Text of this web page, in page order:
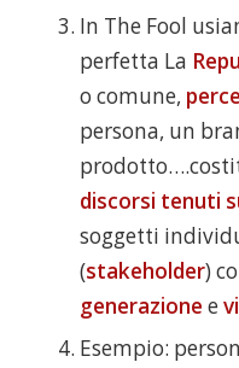
In The Fool
perfetta La
o comune,
persona, un
discorsi tenuti
soggetti
(stakeholder)
generazione e
Esempio: